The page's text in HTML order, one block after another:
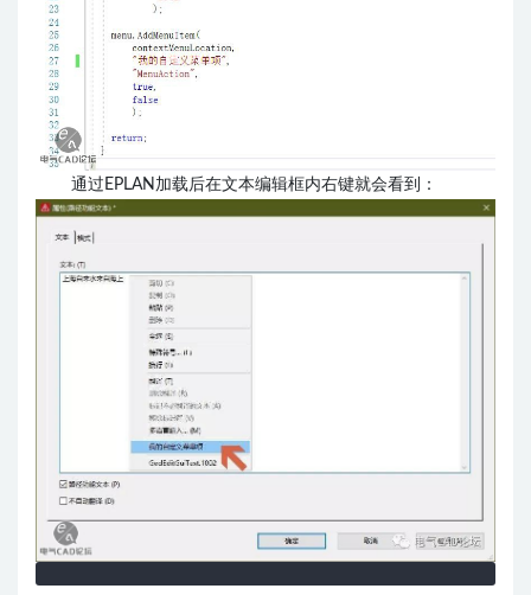
通过EPLAN加载后在文本编辑框内右键就会看到：